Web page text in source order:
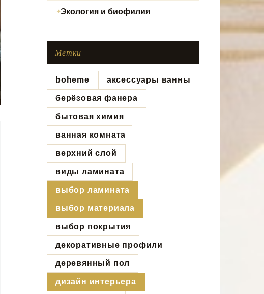
Экология и биофилия
Метки
boheme аксессуары ванны
берёзовая фанера
бытовая химия
ванная комната
верхний слой
виды ламината
выбор ламината
выбор материала
выбор покрытия
декоративные профили
деревянный пол
дизайн интерьера